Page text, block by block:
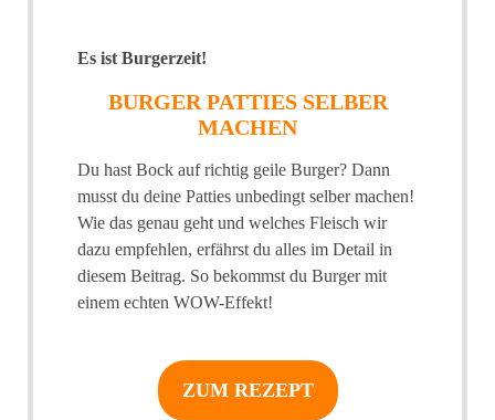
Es ist Burgerzeit!
BURGER PATTIES SELBER
MACHEN
Du hast Bock auf richtig geile Burger? Dann
musst du deine Patties unbedingt selber machen!
Wie das genau geht und welches Fleisch wir
dazu empfehlen, erfährst du alles im Detail in
diesem Beitrag. So bekommst du Burger mit
einem echten WOW-Effekt!
ZUM REZEPT